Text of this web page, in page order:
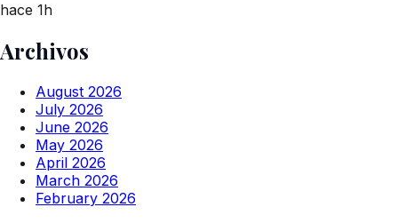
hace 1h
Archivos
August 2026
July 2026
June 2026
May 2026
April 2026
March 2026
February 2026